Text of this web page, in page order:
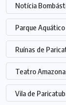
Notícia
Parque Aquático
Ruínas de
Teatro
Vila de